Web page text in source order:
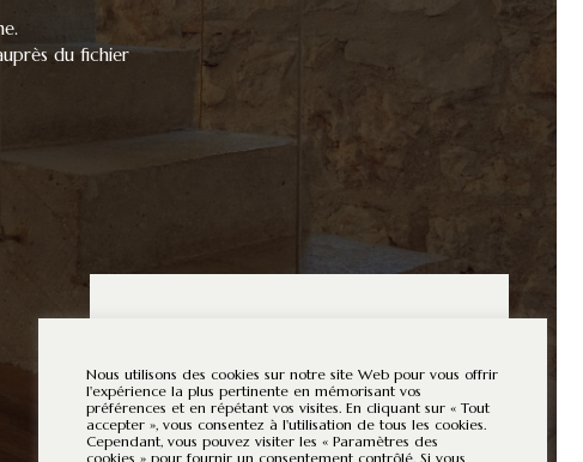
du fichier
pour accéder à l’annonce
de ce bien d’exception
OK
Nous utilisons des cookies sur notre site Web pour vous offrir
l'expérience la plus pertinente en mémorisant vos
préférences et en répétant vos visites. En cliquant sur « Tout
accepter », vous consentez à l'utilisation de tous les cookies.
Cependant, vous pouvez visiter les « Paramètres des
cookies » pour fournir un consentement contrôlé. Si vous